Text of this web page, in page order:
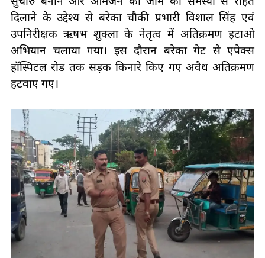
दिलाने के उद्देश्य से बरेका चौकी प्रभारी विशाल सिंह एवं
उपनिरीक्षक ऋषभ शुक्ला के नेतृत्व में अतिक्रमण हटाओ
अभियान चलाया गया। इस दौरान बरेका गेट से एपेक्स
हॉस्पिटल रोड तक सड़क किनारे किए गए अवैध अतिक्रमण
हटवाए गए।